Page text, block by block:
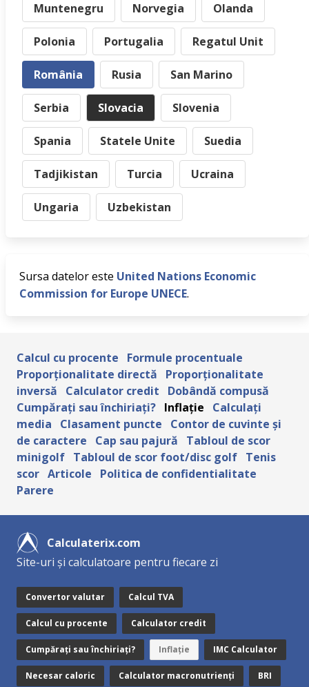
Muntenegru Norvegia Olanda
Polonia Portugalia Regatul Unit
România Rusia San Marino
Serbia Slovacia Slovenia
Spania Statele Unite Suedia
Tadjikistan Turcia Ucraina
Ungaria Uzbekistan
Sursa datelor este United Nations Economic
Commission for Europe UNECE.
Calcul cu procente
Formule procentuale
Proporționalitate directă
Proporționalitate
inversă
Calculator credit
Dobândă compusă
Cumpărați sau închiriați? Inflație
Calculați
media
Clasament puncte
Contor de cuvinte și
de caractere
Cap sau pajură
Tabloul de scor
minigolf Tabloul de scor foot/disc golf Tenis
scor Articole
Politica de confidentialitate
Parere
Calculaterix.com
Site-uri și calculatoare pentru fiecare zi
Convertor valutar Calcul TVA
Calcul cu procente Calculator credit
Cumpărați sau închiriați? Inflație IMC Calculator
Necesar caloric Calculator macronutrienți BRI